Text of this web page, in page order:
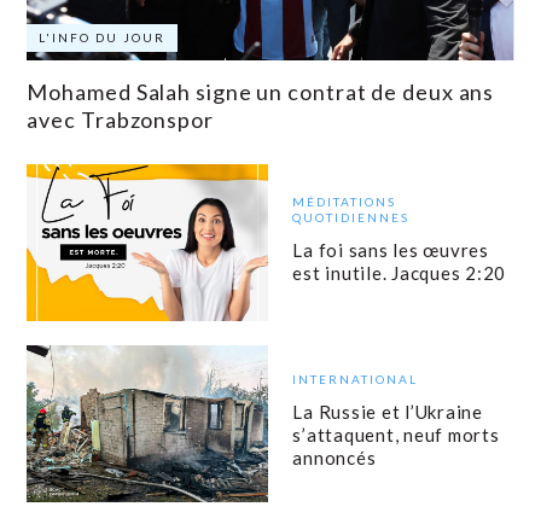
L'INFO DU JOUR
Mohamed Salah signe un contrat de deux ans
avec Trabzonspor
MÉDITATIONS
QUOTIDIENNES
La foi sans les œuvres
est inutile. Jacques 2:20
INTERNATIONAL
La Russie et l’Ukraine
s’attaquent, neuf morts
annoncés